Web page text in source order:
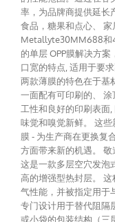
率，为品牌商提供延长
食品，糖果和点心、 家
Metallyte30MM688和
的单层 OPP膜解决方
口宽的特点, 适用于要
两款薄膜的特色在于基
一面配有可印刷的、
工性和良好的印刷表面,
味觉和嗅觉新鲜。 这
膜 - 为生产商在更换复
方面带来新的机遇。
这是一款多层空穴发泡
高的增强型热封层。
气性能，并被指定用于
专门设计用于替代阻隔
或小袋的包装结构（三